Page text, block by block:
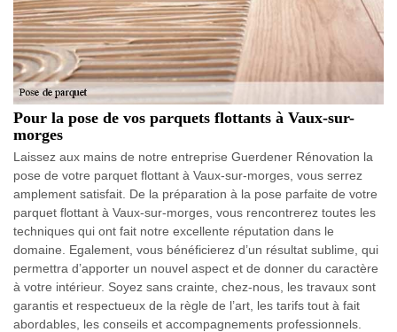
Pour la pose de vos parquets flottants à Vaux-sur-
morges
Laissez aux mains de notre entreprise Guerdener Rénovation la
pose de votre parquet flottant à Vaux-sur-morges, vous serrez
amplement satisfait. De la préparation à la pose parfaite de votre
parquet flottant à Vaux-sur-morges, vous rencontrerez toutes les
techniques qui ont fait notre excellente réputation dans le
domaine. Egalement, vous bénéficierez d’un résultat sublime, qui
permettra d’apporter un nouvel aspect et de donner du caractère
à votre intérieur. Soyez sans crainte, chez-nous, les travaux sont
garantis et respectueux de la règle de l’art, les tarifs tout à fait
abordables, les conseils et accompagnements professionnels.